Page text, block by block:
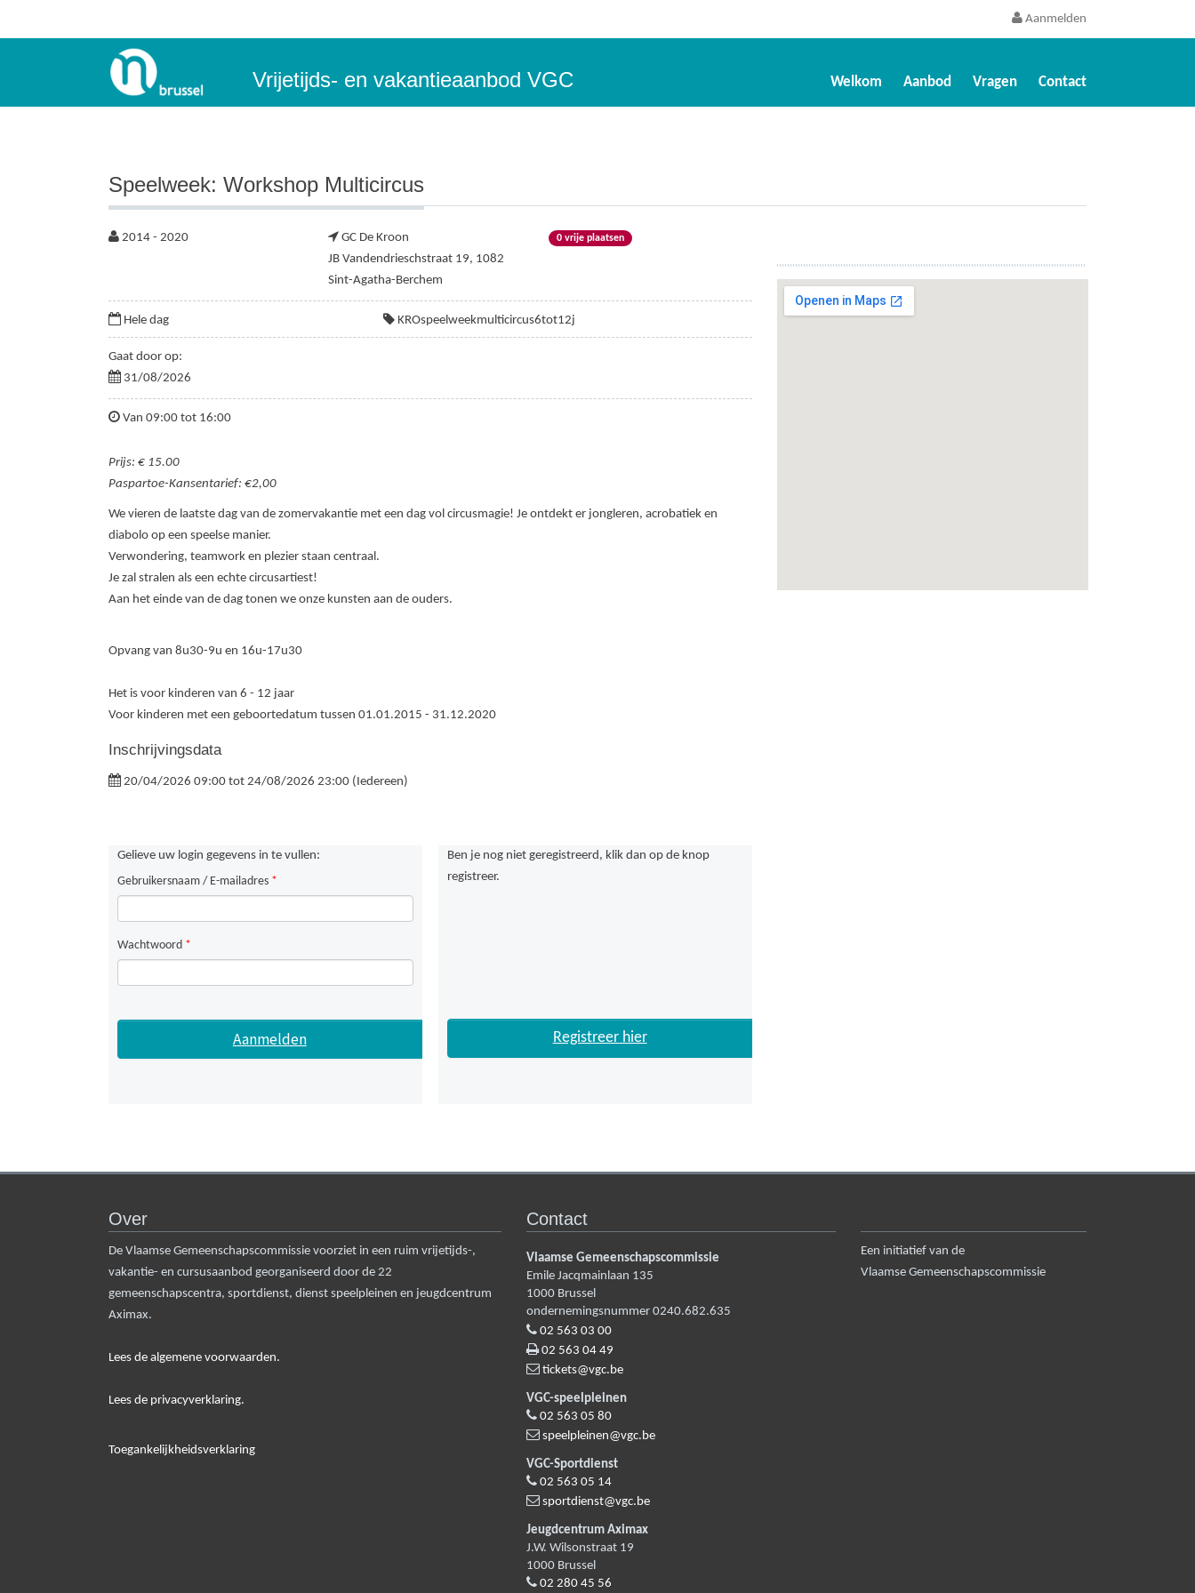
Aanmelden
Welkom Aanbod Vragen Contact
Vrijetijds- en vakantieaanbod VGC
Speelweek: Workshop Multicircus
2014 - 2020
GC De Kroon
JB Vandendrieschstraat 19, 1082
Sint-Agatha-Berchem
0 vrije plaatsen
Hele dag KROspeelweekmulticircus6tot12j
Gaat door op:
31/08/2026
Van 09:00 tot 16:00
Prijs: € 15.00
Paspartoe-Kansentarief: €2,00
We vieren de laatste dag van de zomervakantie met een dag vol circusmagie! Je ontdekt er jongleren, acrobatiek en
diabolo op een speelse manier.
Verwondering, teamwork en plezier staan centraal.
Je zal stralen als een echte circusartiest!
Aan het einde van de dag tonen we onze kunsten aan de ouders.
Opvang van 8u30-9u en 16u-17u30
Het is voor kinderen van 6 - 12 jaar
Voor kinderen met een geboortedatum tussen 01.01.2015 - 31.12.2020
Inschrijvingsdata
20/04/2026 09:00 tot 24/08/2026 23:00 (Iedereen)
Gelieve uw login gegevens in te vullen:
Gebruikersnaam / E-mailadres *
Wachtwoord *
Ben je nog niet geregistreerd, klik dan op de knop
registreer.
Registreer hier
Over
De Vlaamse Gemeenschapscommissie voorziet in een ruim vrijetijds-,
vakantie- en cursusaanbod georganiseerd door de 22
gemeenschapscentra, sportdienst, dienst speelpleinen en jeugdcentrum
Aximax.
Lees de algemene voorwaarden.
Lees de privacyverklaring.
Toegankelijkheidsverklaring
Contact
Vlaamse Gemeenschapscommissie
Emile Jacqmainlaan 135
1000 Brussel
ondernemingsnummer 0240.682.635
02 563 03 00
02 563 04 49
tickets@vgc.be
VGC-speelpleinen
02 563 05 80
speelpleinen@vgc.be
VGC-Sportdienst
02 563 05 14
sportdienst@vgc.be
Jeugdcentrum Aximax
J.W. Wilsonstraat 19
1000 Brussel
02 280 45 56
Een initiatief van de
Vlaamse Gemeenschapscommissie